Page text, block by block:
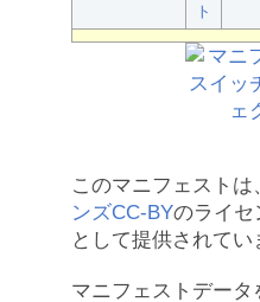
ト
このマニフェストは
ンズCC-BYのライセ
として提供されてい
マニフェストデー